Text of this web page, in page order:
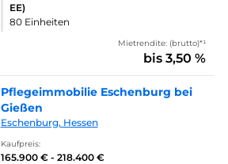
EE)
80 Einheiten
Mietrendite: (brutto)*¹
bis 3,50 %
Pflegeimmobilie Eschenburg bei
Gießen
Eschenburg, Hessen
Kaufpreis:
165.900 € - 218.400 €